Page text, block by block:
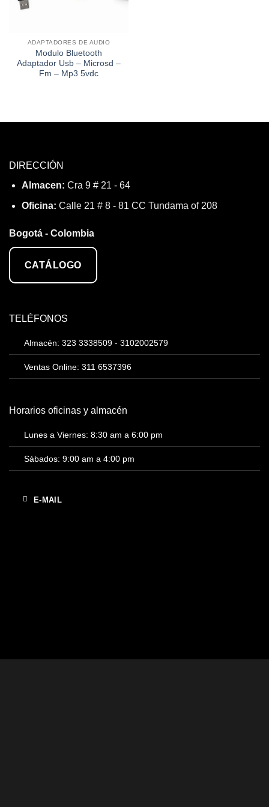
ADAPTADORES DE AUDIO
Modulo Bluetooth
Adaptador Usb – Microsd –
Fm – Mp3 5vdc
DIRECCIÓN
Almacen: Cra 9 # 21 - 64
Oficina: Calle 21 # 8 - 81 CC Tundama of 208
Bogotá - Colombia
CATÁLOGO
TELÉFONOS
Almacén: 323 3338509 - 3102002579
Ventas Online: 311 6537396
Horarios oficinas y almacén
Lunes a Viernes: 8:30 am a 6:00 pm
Sábados: 9:00 am a 4:00 pm
E-MAIL